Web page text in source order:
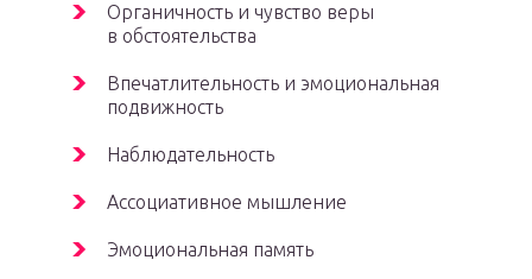
Органичность и чувство веры
в обстоятельства
Впечатлительность и эмоциональная
подвижность
Наблюдательность
Ассоциативное мышление
Эмоциональная память